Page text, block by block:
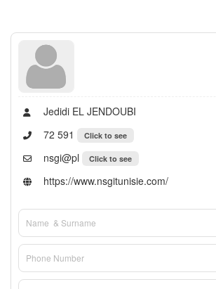
Jedidi EL JENDOUBI
72 591
Click to see
nsgi@pl Click to see
https://www.nsgitunisie.com/